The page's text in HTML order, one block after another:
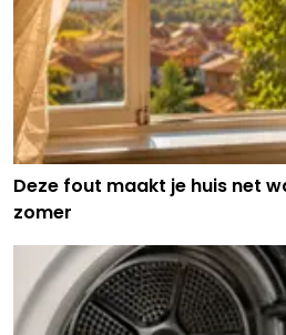
Deze fout maakt je huis net
zomer